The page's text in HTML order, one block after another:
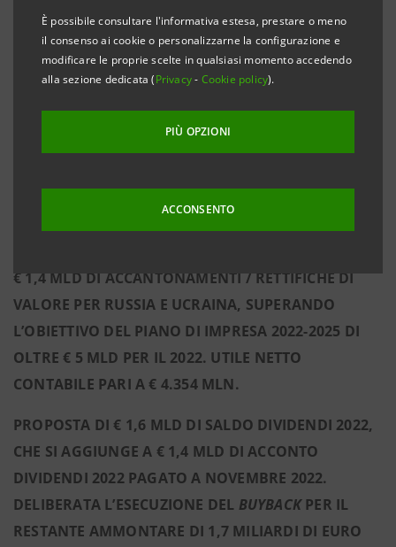
È possibile consultare l'informativa estesa, prestare o meno
il consenso ai cookie o personalizzarne la configurazione e
modificare le proprie scelte in qualsiasi momento accedendo
alla sezione dedicata (Privacy- Cookie policy).
PIÙ OPZIONI
ACCONSENTO
DIVERSIFICATO E RESILIENTE, CON UN UTILE NETTO
TRAINATO DAGLI INTERESSI NETTI CHE HA
RAGGIUNTO € 5,5 MLD ESCLUDENDO ILDE-RISKING
NEL SECONDO SEMESTRE 2022 RIDUZIONE DEL 68%
(CIRCA € 2,5 MLD) DELL’ESPOSIZIONE VERSO LA
RUSSIA, SCESA SOTTO LO 0,3% DEI CREDITI A
CLIENTELA COMPLESSIVI DEL GRUPPO.
€ 1,4 MLD DI ACCANTONAMENTI / RETTIFICHE DI
VALORE PER RUSSIA E UCRAINA, SUPERANDO
L’OBIETTIVO DEL PIANO DI IMPRESA 2022-2025 DI
OLTRE € 5 MLD PER IL 2022. UTILE NETTO
CONTABILE PARI A € 4.354 MLN.
PROPOSTA DI € 1,6 MLD DI SALDO DIVIDENDI 2022,
CHE SI AGGIUNGE A € 1,4 MLD DI ACCONTO
DIVIDENDI 2022 PAGATO A NOVEMBRE 2022.
DELIBERATA L’ESECUZIONE DEL BUYBACKPER IL
RESTANTE AMMONTARE DI 1,7 MILIARDI DI EURO